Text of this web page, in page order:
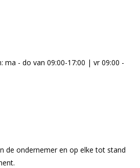
ma - do van 09:00-17:00 | vr 09:00 -
de ondernemer en op elke tot stand